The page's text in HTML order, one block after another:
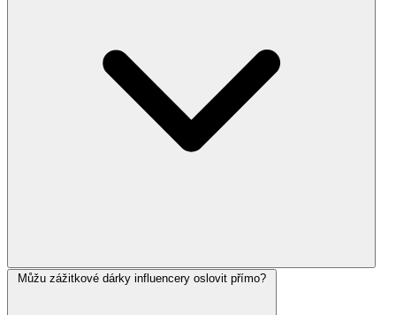
Můžu zážitkové dárky influencery oslovit přímo?